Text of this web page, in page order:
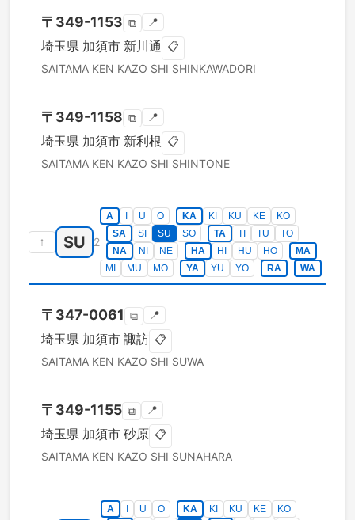
〒 349-1153 ⧉ 📍
埼玉県 加須市 新川通 📋
SAITAMA KEN KAZO SHI SHINKAWADORI
〒 349-1158 ⧉ 📍
埼玉県 加須市 新利根 📋
SAITAMA KEN KAZO SHI SHINTONE
↑ SU 2
A U O KA KI KU KE
KO
SA
SI SU SO TA TI TU
TO
NA
NI NE HA HI HU HO
MA
MI
MU MO YA YU YO RA WA
〒 347-0061 ⧉ 📍
埼玉県 加須市 諏訪 📋
SAITAMA KEN KAZO SHI SUWA
〒 349-1155 ⧉ 📍
埼玉県 加須市 砂原 📋
SAITAMA KEN KAZO SHI SUNAHARA
A U O KA KI KU KE
KO